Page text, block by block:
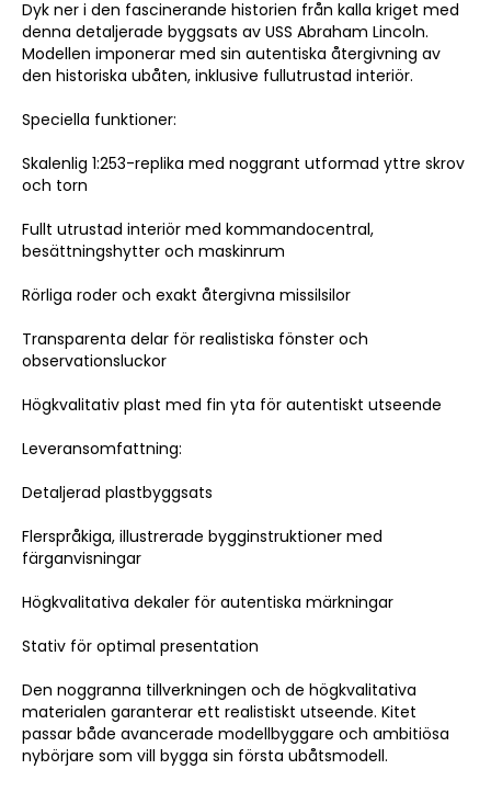
Dyk ner i den fascinerande historien från kalla kriget med
denna detaljerade byggsats av USS Abraham Lincoln.
Modellen imponerar med sin autentiska återgivning av
den historiska ubåten, inklusive fullutrustad interiör.
Speciella funktioner:
Skalenlig 1:253-replika med noggrant utformad yttre skrov
och torn
Fullt utrustad interiör med kommandocentral,
besättningshytter och maskinrum
Rörliga roder och exakt återgivna missilsilor
Transparenta delar för realistiska fönster och
observationsluckor
Högkvalitativ plast med fin yta för autentiskt utseende
Leveransomfattning:
Detaljerad plastbyggsats
Flerspråkiga, illustrerade bygginstruktioner med
färganvisningar
Högkvalitativa dekaler för autentiska märkningar
Stativ för optimal presentation
Den noggranna tillverkningen och de högkvalitativa
materialen garanterar ett realistiskt utseende. Kitet
passar både avancerade modellbyggare och ambitiösa
nybörjare som vill bygga sin första ubåtsmodell.